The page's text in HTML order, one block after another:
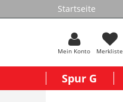
Startseite
Mein Konto Merkliste
Spur G